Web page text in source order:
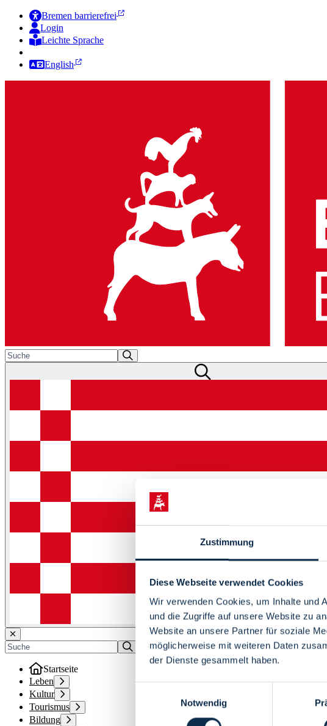
Zustimmung
Diese Webseite verwendet Cookies
Wir verwenden Cookies, um Inhalte und
und die Zugriffe auf unsere Website zu
Website an unsere Partner für soziale
möglicherweise mit weiteren Daten
der Dienste gesammelt haben.
Notwendig
Bremen barrierefrei
Login
Leichte Sprache
English
Startseite
Leben
Kultur
Tourismus
Bildung